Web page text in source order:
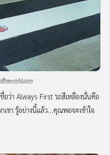
ว่า Always First รถสีเหลืองนั่นคือ
เขา รู้อย่างนี้แล้ว…คุณพอจะเข้าใจ